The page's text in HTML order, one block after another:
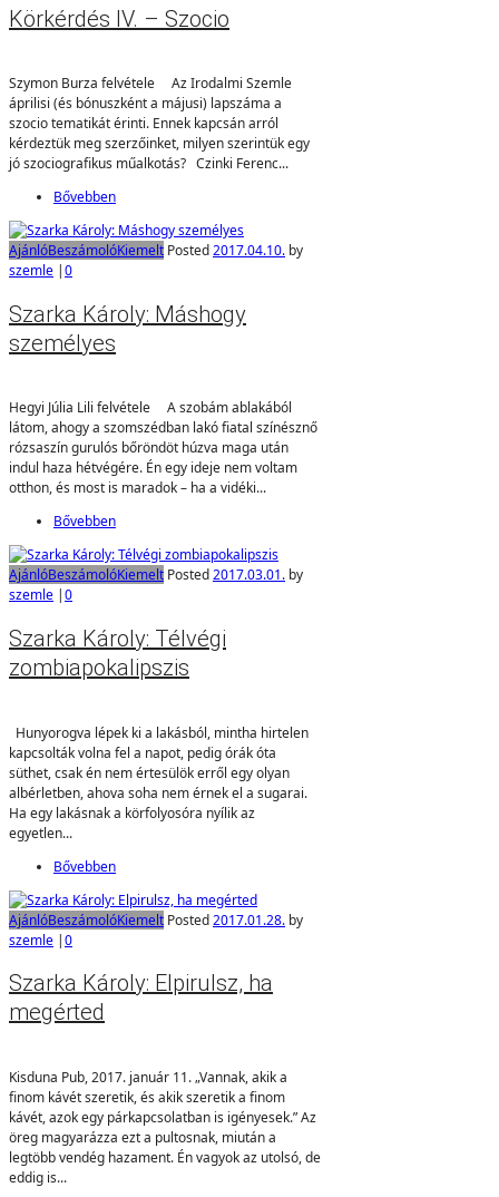
Körkérdés IV. – Szocio
Szymon Burza felvétele Az Irodalmi Szemle
áprilisi (és bónuszként a májusi) lapszáma a
szocio tematikát érinti. Ennek kapcsán arról
kérdeztük meg szerzőinket, milyen szerintük egy
jó szociografikus műalkotás? Czinki Ferenc...
Bővebben
AjánlóBeszámolóKiemelt Posted2017.04.10. by
szemle |0
Szarka Károly: Máshogy
személyes
Hegyi Júlia Lili felvétele A szobám ablakából
látom, ahogy a szomszédban lakó fiatal színésznő
rózsaszín gurulós bőröndöt húzva maga után
indul haza hétvégére. Én egy ideje nem voltam
otthon, és most is maradok – ha a vidéki...
Bővebben
AjánlóBeszámolóKiemelt Posted2017.03.01. by
szemle |0
Szarka Károly: Télvégi
zombiapokalipszis
Hunyorogva lépek ki a lakásból, mintha hirtelen
kapcsolták volna fel a napot, pedig órák óta
süthet, csak én nem értesülök erről egy olyan
albérletben, ahova soha nem érnek el a sugarai.
Ha egy lakásnak a körfolyosóra nyílik az
egyetlen...
Bővebben
AjánlóBeszámolóKiemelt Posted2017.01.28. by
szemle |0
Szarka Károly: Elpirulsz, ha
megérted
Kisduna Pub, 2017. január 11. „Vannak, akik a
finom kávét szeretik, és akik szeretik a finom
kávét, azok egy párkapcsolatban is igényesek.” Az
öreg magyarázza ezt a pultosnak, miután a
legtöbb vendég hazament. Én vagyok az utolsó, de
eddig is...